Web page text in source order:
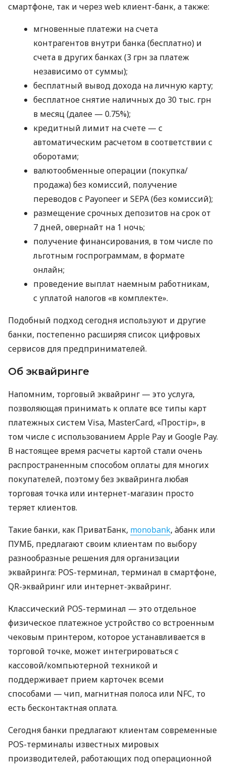
смартфоне, так и через web клиент-банк, а также:
мгновенные платежи на счета
контрагентов внутри банка (бесплатно) и
счета в других банках (3 грн за платеж
независимо от суммы);
бесплатный вывод дохода на личную карту;
бесплатное снятие наличных до 30 тыс. грн
в месяц (далее — 0.75%);
кредитный лимит на счете — с
автоматическим расчетом в соответствии с
оборотами;
валютообменные операции (покупка/
продажа) без комиссий, получение
переводов с Payoneer и SEPA (без комиссий);
размещение срочных депозитов на срок от
7 дней, овернайт на 1 ночь;
получение финансирования, в том числе по
льготным госпрограммам, в формате
онлайн;
проведение выплат наемным работникам,
с уплатой налогов «в комплекте».
Подобный подход сегодня используют и другие
банки, постепенно расширяя список цифровых
сервисов для предпринимателей.
Об эквайринге
Напомним, торговый эквайринг — это услуга,
позволяющая принимать к оплате все типы карт
платежных систем Visa, MasterCard, «Простір», в
том числе с использованием Apple Pay и Google Pay.
В настоящее время расчеты картой стали очень
распространенным способом оплаты для многих
покупателей, поэтому без эквайринга любая
торговая точка или интернет-магазин просто
теряет клиентов.
Такие банки, как ПриватБанк, monobank, àбанк или
ПУМБ, предлагают своим клиентам по выбору
разнообразные решения для организации
эквайринга: POS-терминал, терминал в смартфоне,
QR-эквайринг или интернет-эквайринг.
Классический POS-терминал — это отдельное
физическое платежное устройство со встроенным
чековым принтером, которое устанавливается в
торговой точке, может интегрироваться с
кассовой/компьютерной техникой и
поддерживает прием карточек всеми
способами — чип, магнитная полоса или NFC, то
есть бесконтактная оплата.
Сегодня банки предлагают клиентам современные
POS-терминалы известных мировых
производителей, работающих под операционной